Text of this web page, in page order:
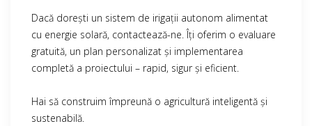
Dacă dorești un sistem de irigații autonom alimentat
cu energie solară, contactează-ne. Îți oferim o evaluare
gratuită, un plan personalizat și implementarea
completă a proiectului – rapid, sigur și eficient.
Hai să construim împreună o agricultură inteligentă și
sustenabilă.